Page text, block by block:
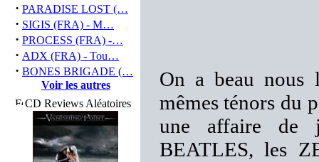
· PARADISE LOST (…
· SIGIS (FRA) - M…
· PROCESS (FRA) -…
· ADX (FRA) - Tou…
· BONES BRIGADE (…
Voir les autres
CD Reviews Aléatoires
On a beau nous
mêmes ténors du
une affaire de
BEATLES, les